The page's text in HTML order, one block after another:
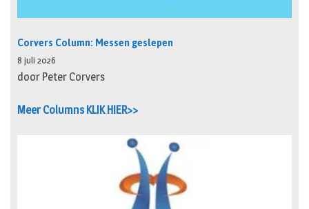
Corvers Column: Messen geslepen
8 juli 2026
door Peter Corvers
Meer Columns KLIK HIER>>